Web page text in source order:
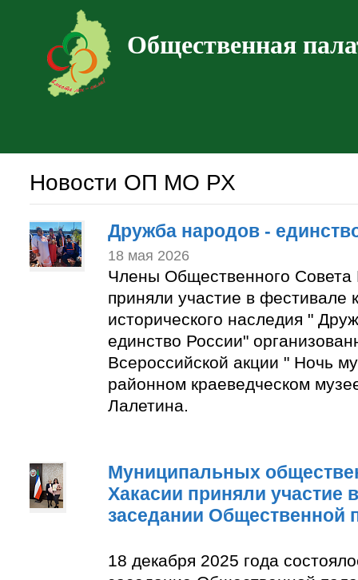
Общественная
Новости ОП МО РХ
Дружба народов -
18 мая 2026
Члены Общественного Совета
приняли участие в фестивале
исторического наследия "
единство России"
Всероссийской акции " Ночь
районном краеведческом
Лалетина.
Муниципальных
Хакасии приняли участие
заседании Общественной
18 декабря 2025 года